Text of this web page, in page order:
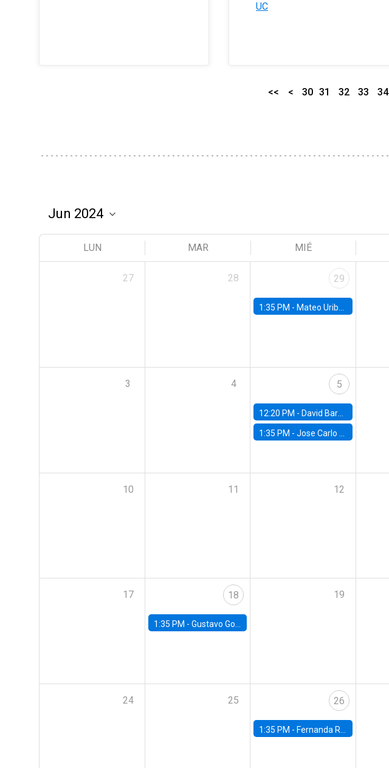
UC
<< < 30 31 32 33 34
LUN MAR MIÉ
27 28 29
1:35 PM - Mateo Uribe-Castro, Universidad de los Andes (Colombia)
3 4 5
12:20 PM - David Bardey, Universidad de los Andes - CEDE
1:35 PM -Jose Carlo Bermudez, UC (ME) & World Bank
10 11 12
17 18
1:35 PM - Gustavo González, Banco Central de Chile
19
24 25 26
1:35 PM - Fernanda Rojas Ampuero, University of Wisconsin-Madison